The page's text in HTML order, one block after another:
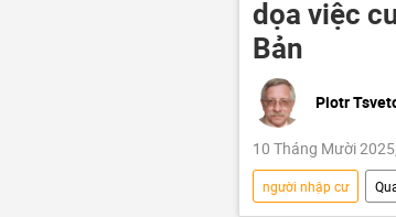
dọa việc
Bản
Piotr
10 Tháng Mười
người nhập cư